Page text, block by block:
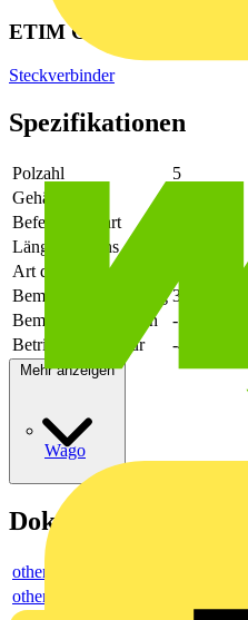
Wago
ETIM Group
Steckverbinder
Spezifikationen
Polzahl
5
Gehäusefarbe
Befestigungsart
Länge des Pins
Art der Verbindung
flexibler
Bemessungsspannung 320
Bemessungsstrom In
-
Betriebstemperatur
-40 - 105
Mehr anzeigen
Dokumente
others
others